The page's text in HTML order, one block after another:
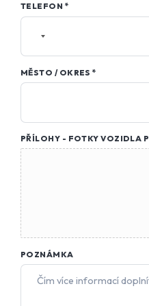
TELEFON *
VOZIDLA
*
MĚSTO / OKRES*
PŘÍLOHY - FOTKY VOZIDLA
POZNÁMKA